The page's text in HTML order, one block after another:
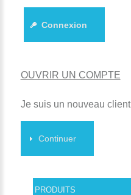
Connexion
OUVRIR UN COMPTE
Je suis un nouveau client
Continuer
PRODUITS